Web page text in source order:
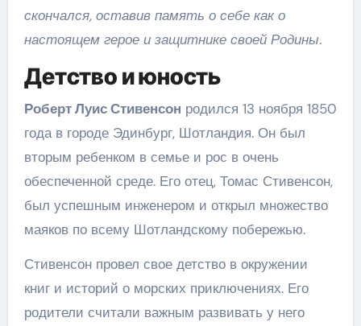
скончался, оставив память о себе как о
настоящем герое и защитнике своей Родины.
Детство и юность
Роберт Луис Стивенсон родился 13 ноября 1850
года в городе Эдинбург, Шотландия. Он был
вторым ребенком в семье и рос в очень
обеспеченной среде. Его отец, Томас Стивенсон,
был успешным инженером и открыл множество
маяков по всему Шотландскому побережью.
Стивенсон провел свое детство в окружении
книг и историй о морских приключениях. Его
родители считали важным развивать у него